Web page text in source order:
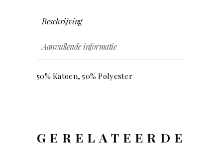
Beschrijving
Aanvullende informatie
50% Katoen, 50% Polyester
GERELATEERDE